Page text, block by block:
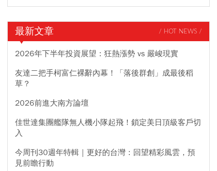
最新文章 / HOT NEWS /
2026年下半年投資展望：狂熱漲勢 vs 嚴峻現實
友達二把手柯富仁裸辭內幕！「落後群創」成最後稻
草？
2026前進大南方論壇
佳世達集團艦隊無人機小隊起飛！鎖定美日頂級客戶切
入
今周刊30週年特輯｜更好的台灣：回望精彩風雲，預
見前瞻行動